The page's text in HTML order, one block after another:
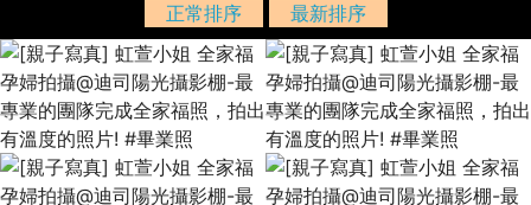
正常排序 最新排序